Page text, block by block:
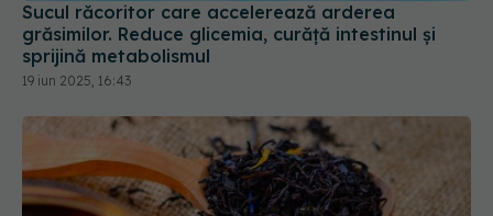
Sucul răcoritor care accelerează arderea
grăsimilor. Reduce glicemia, curăță intestinul și
sprijină metabolismul
19 iun 2025, 16:43